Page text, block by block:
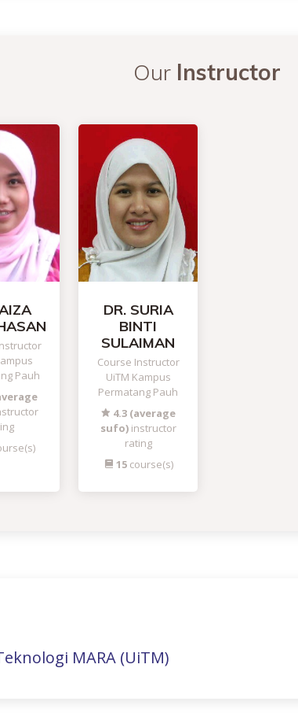
Our Instructor
Pauh
DR. SURIA
BINTI
SULAIMAN
Course Instructor
UiTM Kampus
Permatang Pauh
4.3 (average
sufo)instructor
rating
15course(s)
MARA (UiTM)